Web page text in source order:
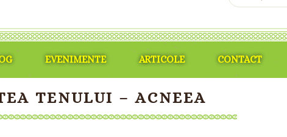
EVENIMENTE ARTICOLE CONTACT
TENULUI – ACNEEA